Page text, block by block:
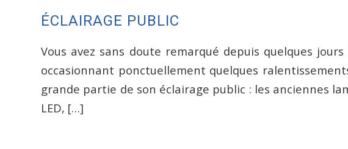
ÉCLAIRAGE PUBLIC
Vous avez sans doute remarqué depuis quelques
occasionnant ponctuellement quelques
grande partie de son éclairage public : les anciennes
LED, […]